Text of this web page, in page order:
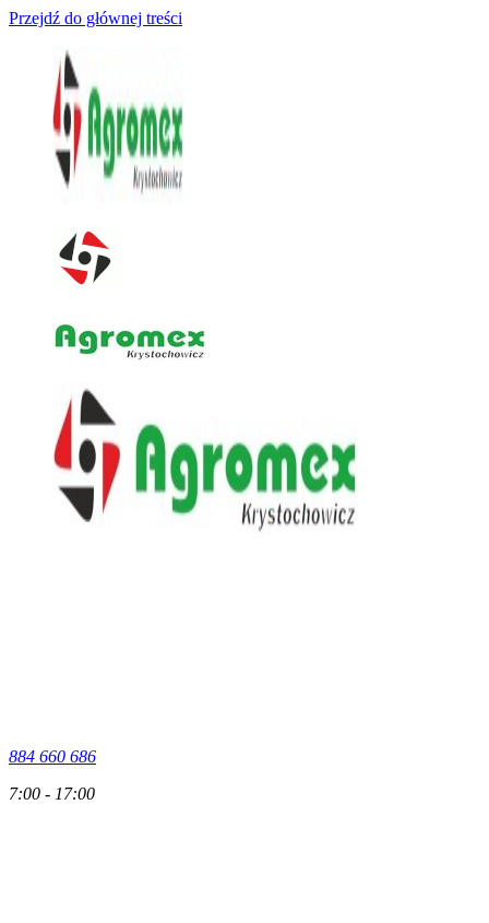
Przejdź do głównej treści
884 660 686
7:00 - 17:00